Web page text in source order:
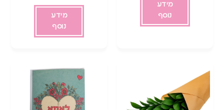
מידע
נוסף
מידע
נוסף